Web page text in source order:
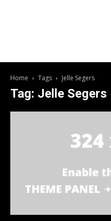
Home Tags Jelle Segers
Tag: Jelle Segers